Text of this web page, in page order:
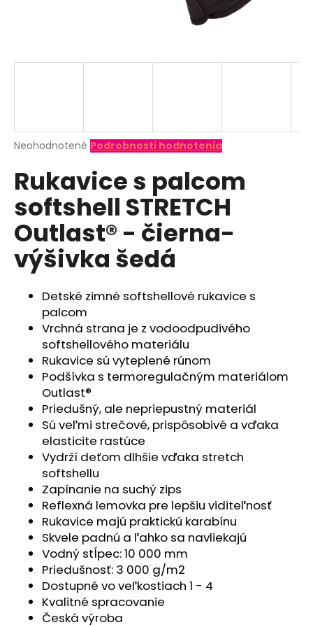
Priemerné
produktu
je
z
5
hviezdičiek.
Neohodnotené Podrobnosti hodnotenia
Rukavice s palcom
softshell STRETCH
Outlast® - čierna-
výšivka šedá
Detské zimné softshellové rukavice s
palcom
Vrchná strana je z vodoodpudivého
softshellového materiálu
Rukavice sú vyteplené rúnom
Podšívka s termoregulačným materiálom
Outlast®
Priedušný, ale nepriepustný materiál
Sú veľmi strečové, prispôsobivé a vďaka
elasticite rastúce
Vydrží deťom dlhšie vďaka stretch
softshellu
Zapínanie na suchý zips
Reflexná lemovka pre lepšiu viditeľnosť
Rukavice majú praktickú karabínu
Skvele padnú a ľahko sa navliekajú
Vodný stĺpec: 10 000 mm
Priedušnosť: 3 000 g/m2
Dostupné vo veľkostiach 1 - 4
Kvalitné spracovanie
Česká výroba
O
d
p
o
ČIAPKA
TENKÁ
PLOCHÝ
OUTLAST®
RUŽOVÁ
BABY
€9,62